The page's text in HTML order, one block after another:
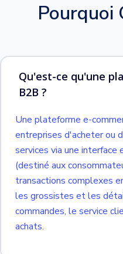
Pourquoi
Qu'est-ce qu'une
B2B ?
Une plateforme e-
entreprises d'acheter ou
services via une interface
(destiné aux
transactions complexes
les grossistes et les
commandes, le service
achats.